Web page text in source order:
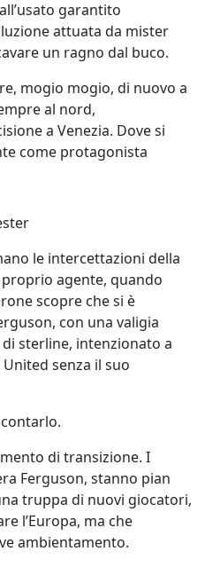
garantito
attuata da mister
un ragno dal buco.
mogio mogio, di nuovo a
al nord,
a Venezia. Dove si
come protagonista
le intercettazioni della
agente, quando
scopre che si è
con una valigia
sterline, intenzionato a
senza il suo
di transizione. I
Ferguson, stanno pian
truppa di nuovi giocatori,
l’Europa, ma che
ambientamento.